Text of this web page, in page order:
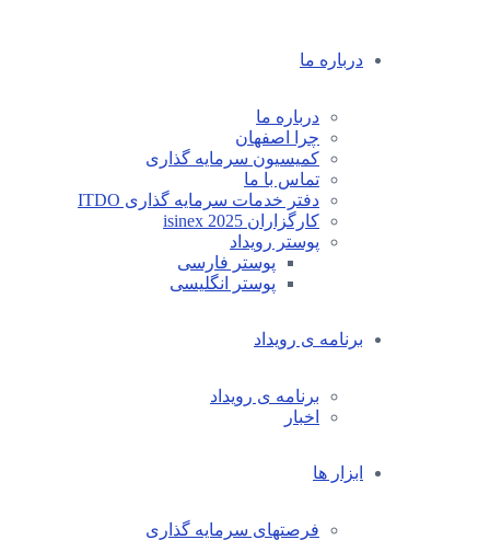
درباره ما
درباره ما
چرا اصفهان
کمیسیون سرمایه گذاری
تماس با ما
دفتر خدمات سرمایه گذاری ITDO
کارگزاران isinex 2025
پوستر رویداد
پوستر فارسی
پوستر انگلیسی
برنامه ی رویداد
برنامه ی رویداد
اخبار
ابزار ها
فرصتهای سرمایه گذاری